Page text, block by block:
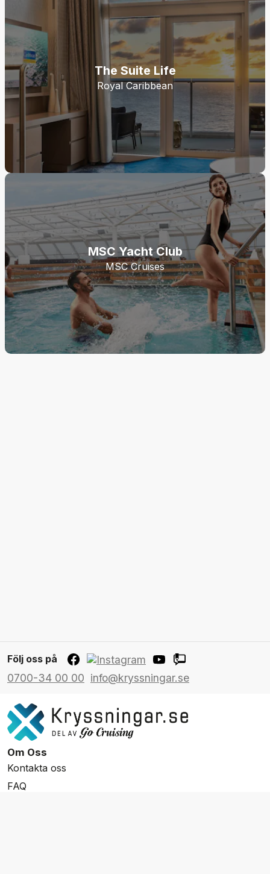
The Suite Life
Royal Caribbean
MSC Yacht Club
MSC Cruises
Följ oss på
0700-34 00 00 info@kryssningar.se
Om Oss
Kontakta oss
FAQ